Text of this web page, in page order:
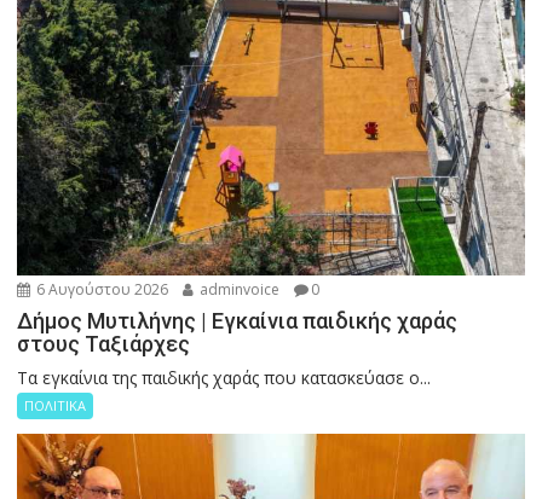
6 Αυγούστου 2026 adminvoice 0
Δήμος Μυτιλήνης | Εγκαίνια παιδικής χαράς
στους Ταξιάρχες
Tα εγκαίνια της παιδικής χαράς που κατασκεύασε ο...
ΠΟΛΙΤΙΚΑ